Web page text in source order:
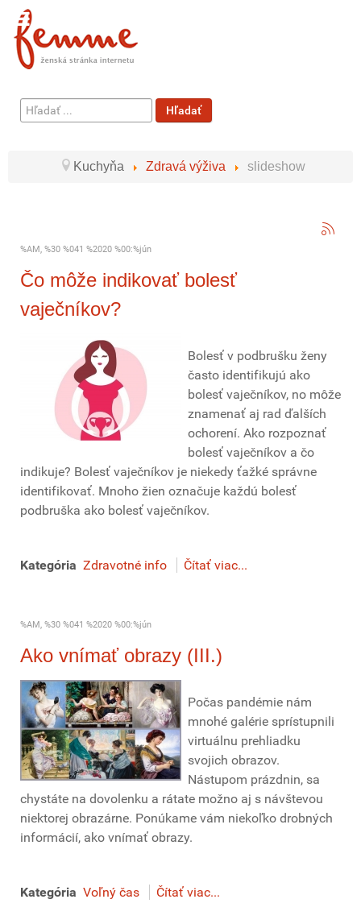
Hľadať
...
Hľadať
Kuchyňa Zdravá výživa slideshow
%AM, %30 %041 %2020 %00:%jún
Čo môže indikovať bolesť
vaječníkov?
Bolesť v podbrušku ženy
často identifikujú ako
bolesť vaječníkov, no môže
znamenať aj rad ďalších
ochorení. Ako rozpoznať
bolesť vaječníkov a čo
indikuje? Bolesť vaječníkov je niekedy ťažké správne
identifikovať. Mnoho žien označuje každú bolesť
podbruška ako bolesť vaječníkov.
Kategória Zdravotné info Čítať viac...
%AM, %30 %041 %2020 %00:%jún
Ako vnímať obrazy (III.)
Počas pandémie nám
mnohé galérie sprístupnili
virtuálnu prehliadku
svojich obrazov.
Nástupom prázdnin, sa
chystáte na dovolenku a rátate možno aj s návštevou
niektorej obrazárne. Ponúkame vám niekoľko drobných
informácií, ako vnímať obrazy.
Kategória Voľný čas Čítať viac...